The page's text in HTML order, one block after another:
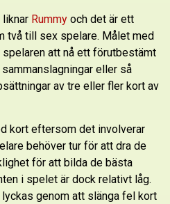
Rummy och det är ett
två till sex spelare. Målet med
att nå ett förutbestämt
eller så
av tre eller fler kort av
kort eftersom det involverar
behöver tur för att dra de
för att bilda de bästa
i spelet är dock relativt låg.
genom att slänga fel kort